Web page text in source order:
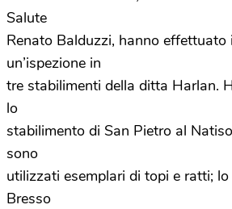
Salute
Renato Balduzzi, hanno
un’ispezione in
tre stabilimenti della ditta Harlan.
lo
stabilimento di San Pietro al
sono
utilizzati esemplari di topi e ratti;
Bresso